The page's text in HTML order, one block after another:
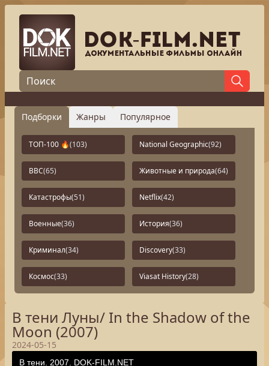
Подборки Жанры Популярное
ТОП-100 🔥(103) National Geographic(92)
BBC(65) Животные и природа(64)
Катастрофы(51) Netflix(42)
Военные(36) История(36)
Криминал(34) Discovery(33)
Космос(33) Viasat History(28)
В тени Луны/ In the Shadow of the
Moon (2007)
2024-05-15